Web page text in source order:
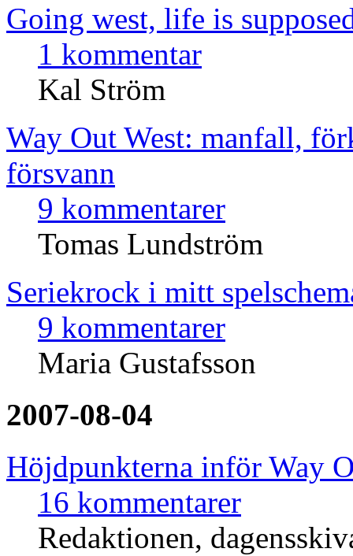
Going west, life is
1 kommentar
Kal Ström
Way Out West: manfall,
försvann
9 kommentarer
Tomas Lundström
Seriekrock i mitt
9 kommentarer
Maria Gustafsson
2007-08-04
Höjdpunkterna inför Way
16 kommentarer
Redaktionen,